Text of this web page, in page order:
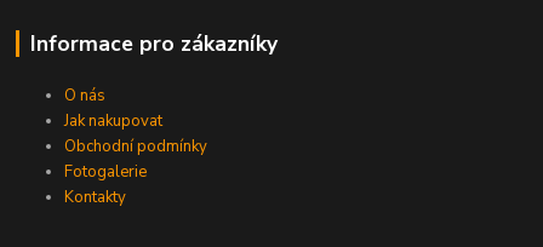
Informace pro zákazníky
O nás
Jak nakupovat
Obchodní podmínky
Fotogalerie
Kontakty